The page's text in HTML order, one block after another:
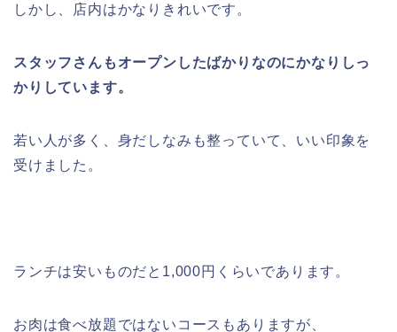
しかし、店内はかなりきれいです。
スタッフさんもオープンしたばかりなのにかなりしっ
かりしています。
若い人が多く、身だしなみも整っていて、いい印象を
受けました。
ランチは安いものだと1,000円くらいであります。
お肉は食べ放題ではないコースもありますが、